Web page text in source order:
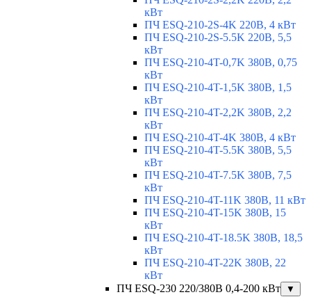
кВт
ПЧ ESQ-210-2S-4K 220В, 4 кВт
ПЧ ESQ-210-2S-5.5K 220В, 5,5
кВт
ПЧ ESQ-210-4T-0,7K 380В, 0,75
кВт
ПЧ ESQ-210-4T-1,5K 380В, 1,5
кВт
ПЧ ESQ-210-4T-2,2K 380В, 2,2
кВт
ПЧ ESQ-210-4T-4K 380В, 4 кВт
ПЧ ESQ-210-4T-5.5K 380В, 5,5
кВт
ПЧ ESQ-210-4T-7.5K 380В, 7,5
кВт
ПЧ ESQ-210-4T-11K 380В, 11 кВт
ПЧ ESQ-210-4T-15K 380В, 15
кВт
ПЧ ESQ-210-4T-18.5K 380В, 18,5
кВт
ПЧ ESQ-210-4T-22K 380В, 22
кВт
ПЧ ESQ-230 220/380В 0,4-200 кВт
▼